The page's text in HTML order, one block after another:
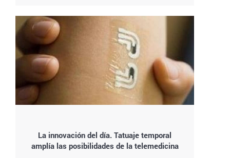
La innovación del día. Tatuaje temporal
amplía las posibilidades de la telemedicina